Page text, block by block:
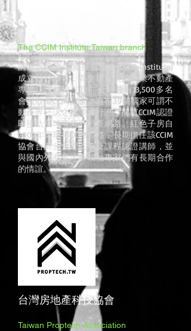
CCIM台灣不動產投資協會
The CCIM Institute,Taiwanbranch
國際認證不動產投資協會(CCIM Institute)
成立於1969年，為全球最頂級 商業不動產
專業認證組織，目前全球共有13,500多名
會員取得CCIM認證，遍布39個國家可謂不
動產界公認之國際通行證，擁有CCIM認證
即接軌全球商業不動產網路。紅色子房自
2007年即取得CCIM資格，長期擔任該CCIM
協會台灣分會理監事及課程認證講師， 並
與國內外商業地產領袖專家們有長期合作
的情誼。
台灣房地產科技協會
Taiwan Proptech Association